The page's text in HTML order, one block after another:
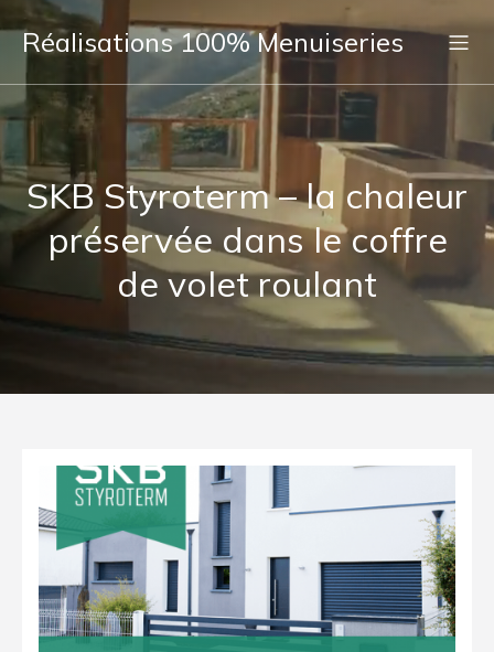
Réalisations 100% Menuiseries
SKB Styroterm – la chaleur
préservée dans le coffre
de volet roulant